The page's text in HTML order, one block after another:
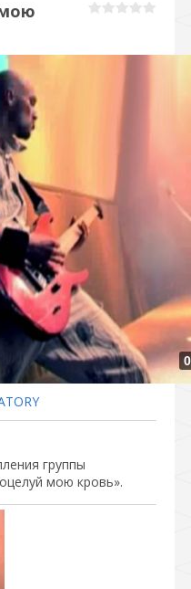
группы
мою кровь».